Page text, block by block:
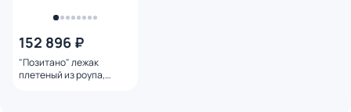
152 896 ₽
"Позитано" лежак
плетеный из роупа,